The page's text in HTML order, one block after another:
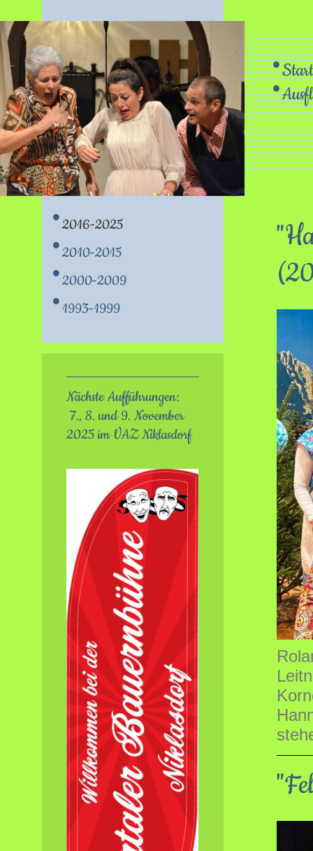
2016-2025
2010-2015
2000-2009
1993-1999
Nächste Aufführungen:
7., 8. und 9. November
2025 im VAZ Niklasdorf